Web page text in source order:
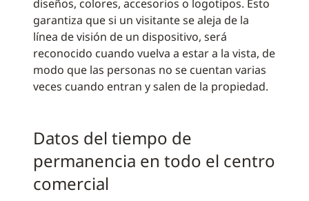
diseños, colores, accesorios o logotipos. Esto
garantiza que si un visitante se aleja de la
línea de visión de un dispositivo, será
reconocido cuando vuelva a estar a la vista, de
modo que las personas no se cuentan varias
veces cuando entran y salen de la propiedad.
Datos del tiempo de
permanencia en todo el centro
comercial